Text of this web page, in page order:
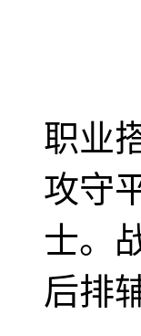
职业
攻守
士。
后排